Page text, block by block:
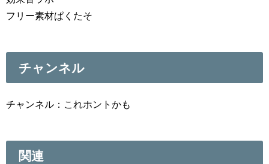
フリー素材ぱくたそ
チャンネル
チャンネル：これホントかも
関連